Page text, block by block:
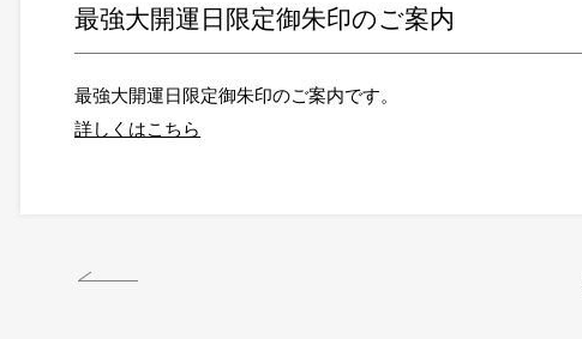
最強大開運日限定御朱印のご案内
最強大開運日限定御朱印のご案内です。
詳しくはこちら